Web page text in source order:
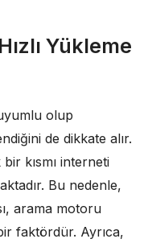
Yükleme
olup
de dikkate alır.
kısmı interneti
Bu nedenle,
arama motoru
faktördür. Ayrıca,